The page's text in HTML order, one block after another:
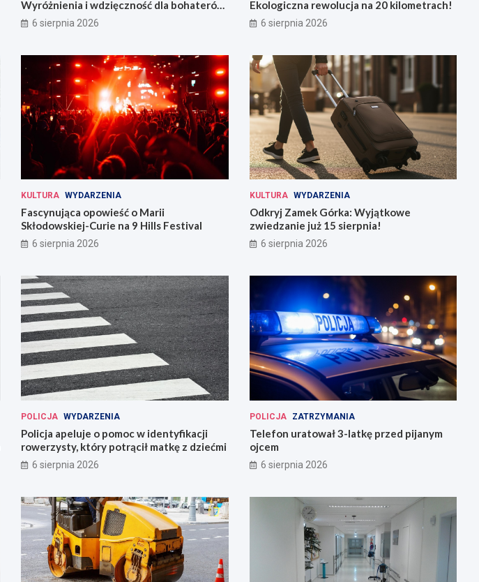
Wyróżnienia i wdzięczność dla bohaterów
codzienności
6 sierpnia 2026
Ekologiczna rewolucja na 20 kilometrach!
6 sierpnia 2026
KULTURA WYDARZENIA
Fascynująca opowieść o Marii
Skłodowskiej-Curie na 9 Hills Festival
6 sierpnia 2026
KULTURA WYDARZENIA
Odkryj Zamek Górka: Wyjątkowe
zwiedzanie już 15 sierpnia!
6 sierpnia 2026
POLICJA WYDARZENIA
Policja apeluje o pomoc w identyfikacji
rowerzysty, który potrącił matkę z dziećmi
6 sierpnia 2026
POLICJA ZATRZYMANIA
Telefon uratował 3-latkę przed pijanym
ojcem
6 sierpnia 2026